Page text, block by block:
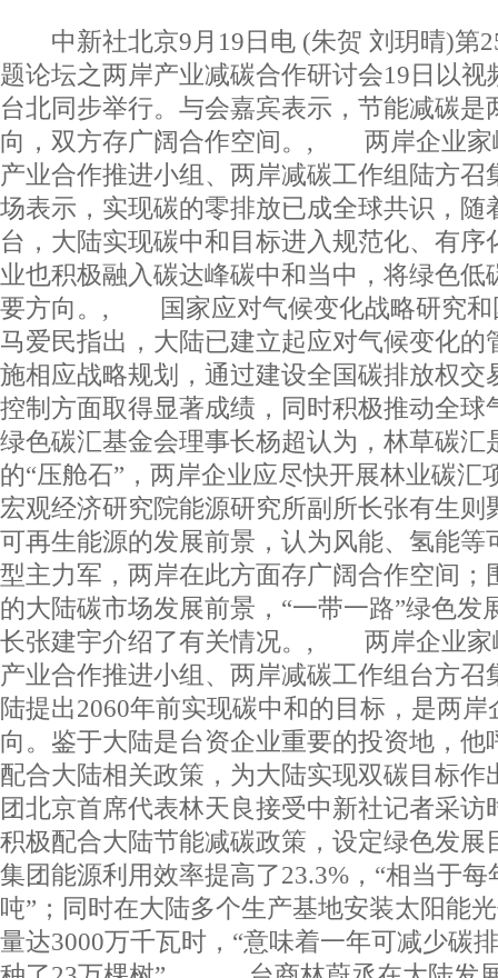
中新社北京9月19日电 (朱贺 刘玥晴)第
题论坛之两岸产业减碳合作研讨会19日以
台北同步举行。与会嘉宾表示，节能减碳是
向，双方存广阔合作空间。, 两岸企业家
产业合作推进小组、两岸减碳工作组陆方召
场表示，实现碳的零排放已成全球共识，随
台，大陆实现碳中和目标进入规范化、有序
业也积极融入碳达峰碳中和当中，将绿色低
要方向。, 国家应对气候变化战略研究和
马爱民指出，大陆已建立起应对气候变化的
施相应战略规划，通过建设全国碳排放权交
控制方面取得显著成绩，同时积极推动
绿色碳汇基金会理事长杨超认为，林草碳汇
的“压舱石”，两岸企业应尽快开展林业碳汇
宏观经济研究院能源研究所副所长张有生则
可再生能源的发展前景，认为风能、氢能等
型主力军，两岸在此方面存广阔合作空间；
的大陆碳市场发展前景，“一带一路”绿色发
长张建宇介绍了有关情况。, 两岸企业家
产业合作推进小组、两岸减碳工作组台方召
陆提出2060年前实现碳中和的目标，是两
向。鉴于大陆是台资企业重要的投资地，他
配合大陆相关政策，为大陆实现双碳目
团北京首席代表林天良接受中新社记者采访
积极配合大陆节能减碳政策，设定绿色发展
集团能源利用效率提高了23.3%，“相当于每
吨”；同时在大陆多个生产基地安装太阳能
量达3000万千瓦时，“意味着一年可减少碳